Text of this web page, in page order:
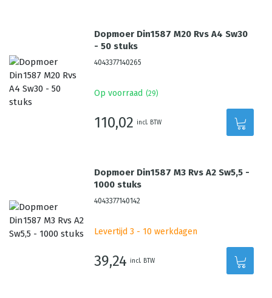
Dopmoer Din1587 M20 Rvs A4 Sw30
- 50 stuks
4043377140265
Op voorraad (29)
110,02 incl. BTW
Dopmoer Din1587 M3 Rvs A2 Sw5,5 -
1000 stuks
4043377140142
Levertijd 3 - 10 werkdagen
39,24 incl. BTW